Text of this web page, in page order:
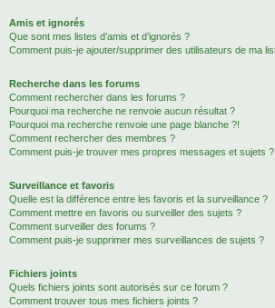
Amis et ignorés
Que sont mes listes d’amis et d’ignorés ?
Comment puis-je ajouter/supprimer des utilisateurs de ma
Recherche dans les forums
Comment rechercher dans les forums ?
Pourquoi ma recherche ne renvoie aucun résultat ?
Pourquoi ma recherche renvoie une page blanche ?!
Comment rechercher des membres ?
Comment puis-je trouver mes propres messages et sujets ?
Surveillance et favoris
Quelle est la différence entre les favoris et la surveillance ?
Comment mettre en favoris ou surveiller des sujets ?
Comment surveiller des forums ?
Comment puis-je supprimer mes surveillances de sujets ?
Fichiers joints
Quels fichiers joints sont autorisés sur ce forum ?
Comment trouver tous mes fichiers joints ?